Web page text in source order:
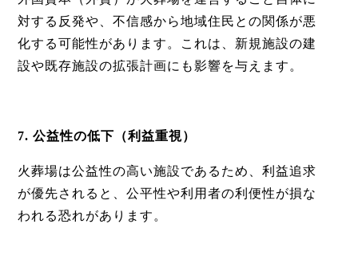
対する反発や、不信感から地域住民との関係が悪
化する可能性があります。これは、新規施設の建
設や既存施設の拡張計画にも影響を与えます。
7. 公益性の低下（利益重視）
火葬場は公益性の高い施設であるため、利益追求
が優先されると、公平性や利用者の利便性が損な
われる恐れがあります。